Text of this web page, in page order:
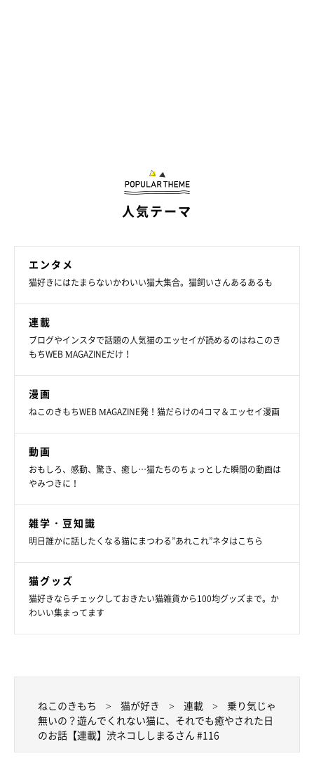
東京在住の漫画家・イラストレーター・キャラクタデザイナー。
たなら」「ぷっちねこ。」（徳間書店）など、好評発売中。「ち
いさな猫を召喚できたなら」は重版後、中国版・韓国版・インド
ネシア版も発売。
現在、Web上では不定期に新作漫画を更新中。詳しくは以下の
SNSへ。
・Instagram
Tacoのインスタ：@tacos_cat
ししまるのインスタ：
・Twitter： @taco_emonemon
人気テーマ
エンタメ
猫好きにはたまらないかわいい猫大集合。猫飼いさんあるあるも
連載
ブログやインスタで話題の人気猫のエッセイが読めるのはねこのき
もちWEB MAGAZINEだけ！
漫画
ねこのきもちWEB MAGAZINE発！猫だらけの4コマ＆エッセイ漫画
動画
おもしろ、感動、驚き、癒し…猫たちのちょっとした瞬間の動画は
やみつきに！
雑学・豆知識
明日誰かに話したくなる猫にまつわる”あれこれ”ネタはこちら
猫グッズ
猫好きならチェックしておきたい猫雑貨から100均グッズまで。か
わいい集まってます
ねこのきもち 猫が好き 連載
乗り気じゃ
無いの？遊んでくれない猫に、それでも癒やされた日
のお話【連載】渋ネコししまるさん #116